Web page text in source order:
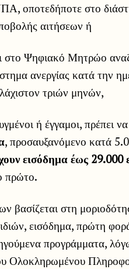
οποτεδήποτε στο
αιτήσεων ή
στο Ψηφιακό Μητρώο
ανεργίας κατά την
τριών μηνών,
ή έγγαμοι, πρέπει να
, προσαυξανόμενο κατά
εισόδημα έως 29.000
πρώτο.
βασίζεται στη
εισόδημα, πρώτη
προγράμματα,
Ολοκληρωμένου